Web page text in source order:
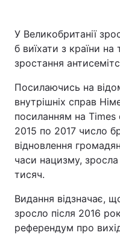
У Великобританії
б виїхати з країни на
зростання
Посилаючись на
внутрішніх справ
посиланням на
2015 по 2017 число
відновлення
часи нацизму,
тисяч.
Видання відзначає,
зросло після 2016
референдум про